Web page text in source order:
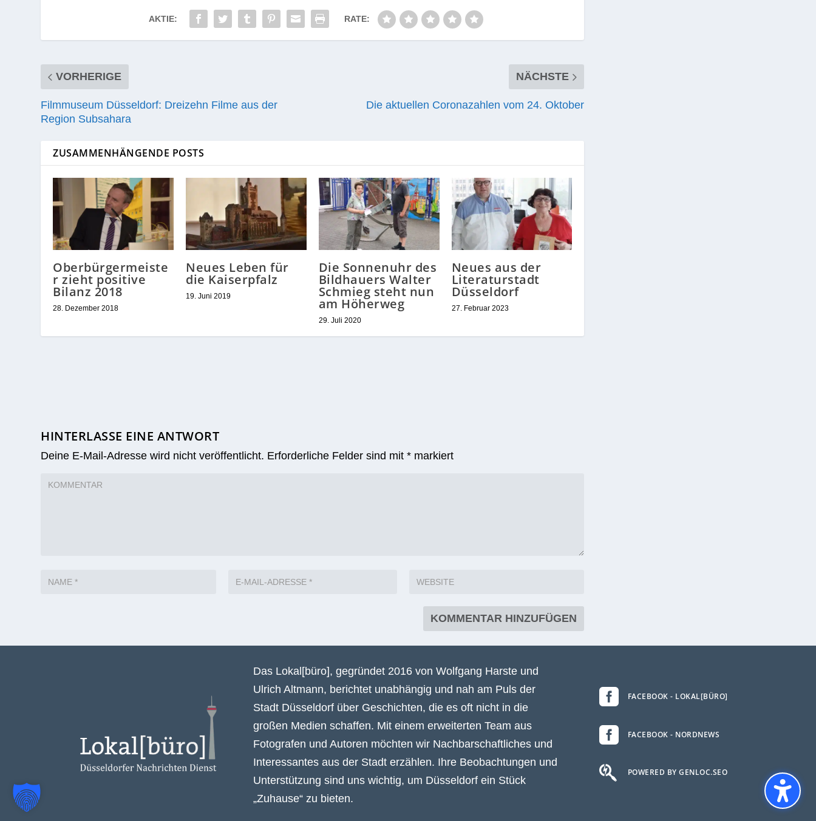
AKTIE: RATE:
VORHERIGE
Filmmuseum Düsseldorf: Dreizehn Filme aus der
Region Subsahara
NÄCHSTE
Die aktuellen Coronazahlen vom 24. Oktober
ZUSAMMENHÄNGENDE POSTS
Oberbürgermeiste
r zieht positive
Bilanz 2018
28. Dezember 2018
Neues Leben für
die Kaiserpfalz
19. Juni 2019
Die Sonnenuhr des
Bildhauers Walter
Schmieg steht nun
am Höherweg
29. Juli 2020
Neues aus der
Literaturstadt
Düsseldorf
27. Februar 2023
HINTERLASSE EINE ANTWORT
Deine E-Mail-Adresse wird nicht veröffentlicht. Erforderliche Felder sind mit* markiert
Das Lokal[büro], gegründet 2016 von Wolfgang Harste und
Ulrich Altmann, berichtet unabhängig und nah am Puls der
Stadt Düsseldorf über Geschichten, die es oft nicht in die
großen Medien schaffen. Mit einem erweiterten Team aus
Fotografen und Autoren möchten wir Nachbarschaftliches und
Interessantes aus der Stadt erzählen. Ihre Beobachtungen und
Unterstützung sind uns wichtig, um Düsseldorf ein Stück
„Zuhause“ zu bieten.
 FACEBOOK - LOKAL[BÜRO]
 FACEBOOK - NORDNEWS
 POWERED BY GENLOC.SEO